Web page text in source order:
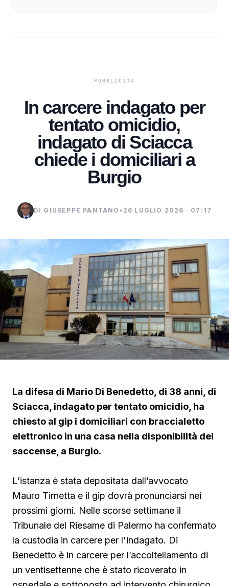
In carcere indagato per
tentato omicidio,
indagato di Sciacca
chiede i domiciliari a
Burgio
DI GIUSEPPE PANTANO • 26 LUGLIO 2026 · 07:17
La difesa di Mario Di Benedetto, di 38 anni, di
Sciacca, indagato per tentato omicidio, ha
chiesto al gip i domiciliari con braccialetto
elettronico in una casa nella disponibilità del
saccense, a Burgio.
L’istanza è stata depositata dall’avvocato
Mauro Tirnetta e il gip dovrà pronunciarsi nei
prossimi giorni. Nelle scorse settimane il
Tribunale del Riesame di Palermo ha confermato
la custodia in carcere per l'indagato. Di
Benedetto è in carcere per l’accoltellamento di
un ventisettenne che è stato ricoverato in